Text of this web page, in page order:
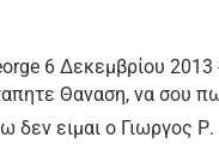
6 Δεκεμβρίου 2013
Θαναση, να σου
δεν ειμαι ο Γιωργος